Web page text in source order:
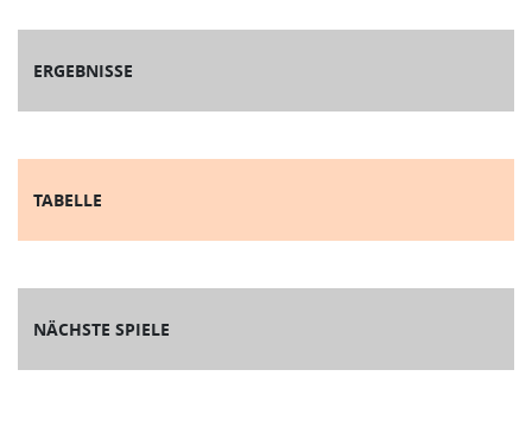
ERGEBNISSE
TABELLE
NÄCHSTE SPIELE